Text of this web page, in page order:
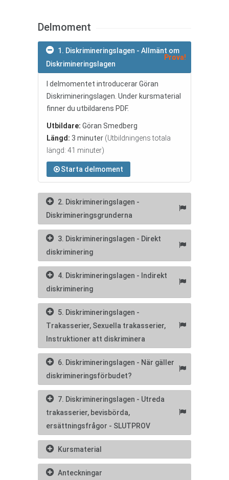
Delmoment
1. Diskrimineringslagen - Allmänt om
Diskrimineringslagen
Prova!
I delmomentet introducerar Göran
Diskrimineringslagen. Under kursmaterial
finner du utbildarens PDF.
Utbildare: Göran Smedberg
Längd: 3 minuter (Utbildningens totala
längd: 41 minuter)
Starta delmoment
2. Diskrimineringslagen -
Diskrimineringsgrunderna
3. Diskrimineringslagen - Direkt
diskriminering
4. Diskrimineringslagen - Indirekt
diskriminering
5. Diskrimineringslagen -
Trakasserier, Sexuella trakasserier,
Instruktioner att diskriminera
6. Diskrimineringslagen - När gäller
diskrimineringsförbudet?
7. Diskrimineringslagen - Utreda
trakasserier, bevisbörda,
ersättningsfrågor - SLUTPROV
Kursmaterial
Anteckningar